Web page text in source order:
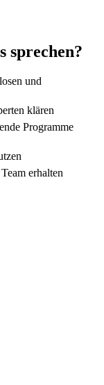
sprechen?
und
klären
Programme
erhalten